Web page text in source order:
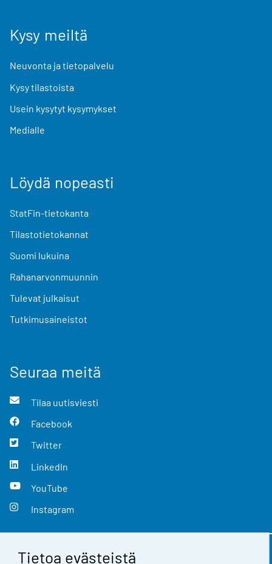
Tietoa evästeistä
Kysy meiltä
Neuvonta ja tietopalvelu
Kysy tilastoista
Usein kysytyt kysymykset
Medialle
Löydä nopeasti
StatFin-tietokanta
Tilastotietokannat
Suomi lukuina
Rahanarvonmuunnin
Tulevat julkaisut
Tutkimusaineistot
Seuraa meitä
Tilaa uutisviesti
Facebook
Twitter
LinkedIn
YouTube
Instagram
Yhteystiedot